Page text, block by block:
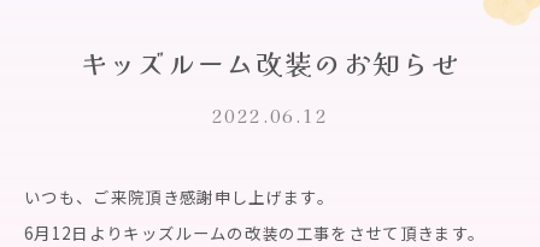
キッズルーム改装のお知らせ
2022.06.12
いつも、ご来院頂き感謝申し上げます。
6月12日よりキッズルームの改装の工事をさせて頂きます。